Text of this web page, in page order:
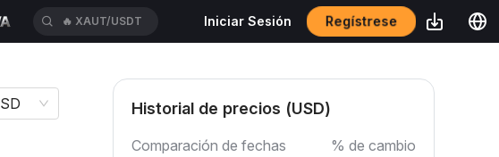
🔥 XAUT/USDT Iniciar Sesión Regístrese
Historial de precios (USD)
Comparación de fechas
% de cambio